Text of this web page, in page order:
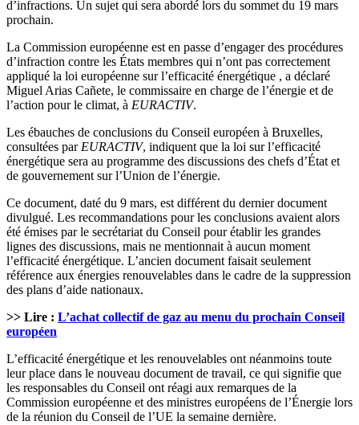
d’infractions. Un sujet qui sera abordé lors du sommet du 19 mars
prochain.
La Commission européenne est en passe d’engager des procédures
d’infraction contre les États membres qui n’ont pas correctement
appliqué la loi européenne sur l’efficacité énergétique , a déclaré
Miguel Arias Cañete, le commissaire en charge de l’énergie et de
l’action pour le climat, à EURACTIV.
Les ébauches de conclusions du Conseil européen à Bruxelles,
consultées par EURACTIV, indiquent que la loi sur l’efficacité
énergétique sera au programme des discussions des chefs d’État et
de gouvernement sur l’Union de l’énergie.
Ce document, daté du 9 mars, est différent du dernier document
divulgué. Les recommandations pour les conclusions avaient alors
été émises par le secrétariat du Conseil pour établir les grandes
lignes des discussions, mais ne mentionnait à aucun moment
l’efficacité énergétique. L’ancien document faisait seulement
référence aux énergies renouvelables dans le cadre de la suppression
des plans d’aide nationaux.
>> Lire : L’achat collectif de gaz au menu du prochain Conseil
européen
L’efficacité énergétique et les renouvelables ont néanmoins toute
leur place dans le nouveau document de travail, ce qui signifie que
les responsables du Conseil ont réagi aux remarques de la
Commission européenne et des ministres européens de l’Énergie lors
de la réunion du Conseil de l’UE la semaine dernière.